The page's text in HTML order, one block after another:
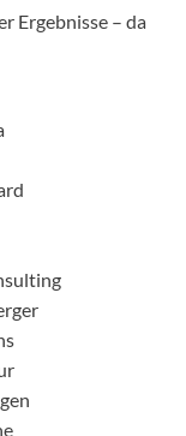
Ergebnisse – da